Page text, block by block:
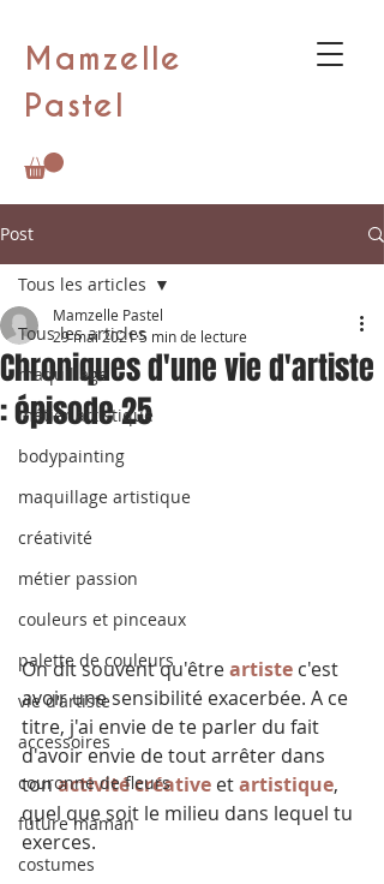
Mamzelle
Pastel
Post
Tous les articles
maquillage
métier artistique
bodypainting
maquillage artistique
créativité
métier passion
couleurs et pinceaux
palette de couleurs
vie d'artiste
accessoires
couronne de fleurs
future maman
costumes
Tous les articles
Chroniques d'une vie d'artiste
: épisode 25
Mamzelle Pastel
29 mai 20215 min de lecture
On dit souvent qu'être artiste c'est
avoir une sensibilité exacerbée. A ce
titre, j'ai envie de te parler du fait
d'avoir envie de tout arrêter dans
ton activité créative et artistique,
quel que soit le milieu dans lequel tu
exerces.